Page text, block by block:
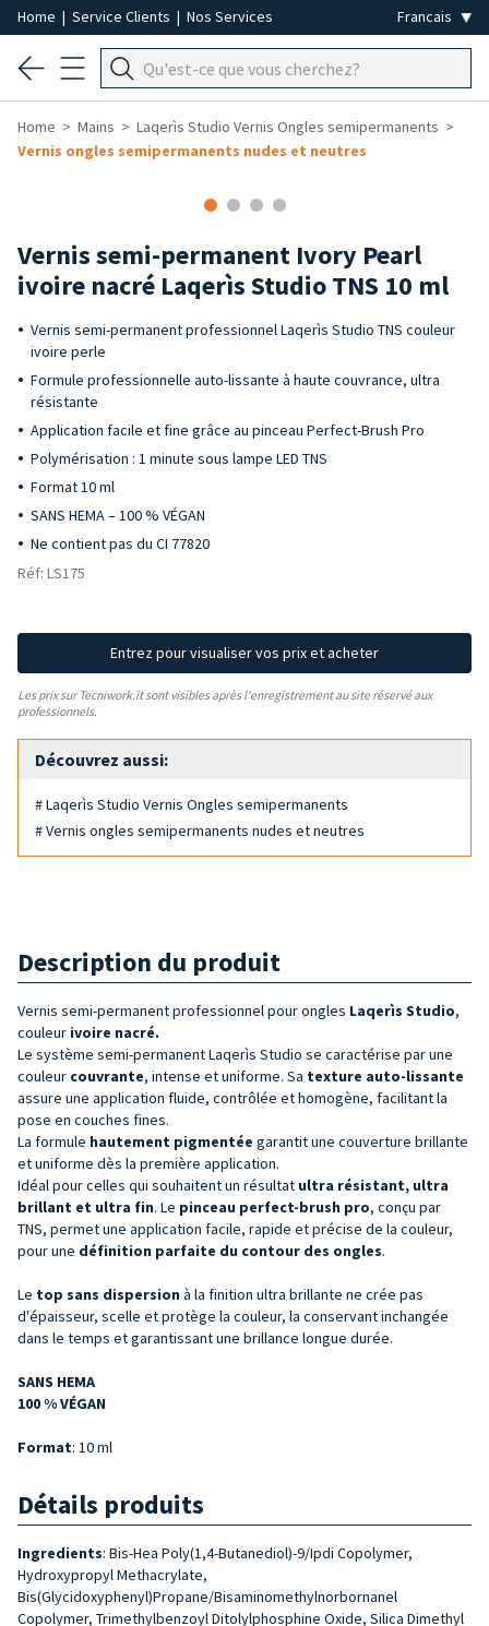
Home | Service Clients | Nos Services
Home Mains
Laqerìs Studio Vernis Ongles semipermanents
Vernis ongles semipermanents nudes et neutres
Vernis semi-permanent Ivory Pearl
ivoire nacré Laqerìs Studio TNS 10 ml
Vernis semi-permanent professionnel Laqerìs Studio TNS couleur
ivoire perle
Formule professionnelle auto-lissante à haute couvrance, ultra
résistante
Application facile et fine grâce au pinceau Perfect-Brush Pro
Polymérisation : 1 minute sous lampe LED TNS
Format 10 ml
SANS HEMA – 100 % VÉGAN
Ne contient pas du CI 77820
Réf: LS175
Entrez pour visualiser vos prix et acheter
Les prix sur Tecniwork.it sont visibles après l'enregistrement au site réservé aux
professionnels.
Découvrez aussi:
# Laqerìs Studio Vernis Ongles semipermanents
# Vernis ongles semipermanents nudes et neutres
Description du produit
Vernis semi-permanent professionnel pour ongles Laqerìs Studio,
couleur ivoire nacré.
Le système semi-permanent Laqerìs Studio se caractérise par une
couleur couvrante, intense et uniforme. Sa texture auto-lissante
assure une application fluide, contrôlée et homogène, facilitant la
pose en couches fines.
La formule hautement pigmentée garantit une couverture brillante
et uniforme dès la première application.
Idéal pour celles qui souhaitent un résultat ultra résistant, ultra
brillant et ultra fin. Le pinceau perfect-brush pro, conçu par
TNS, permet une application facile, rapide et précise de la couleur,
pour une définition parfaite du contour des ongles.
Le top sans dispersion à la finition ultra brillante ne crée pas
d'épaisseur, scelle et protège la couleur, la conservant inchangée
dans le temps et garantissant une brillance longue durée.
SANS HEMA
100 % VÉGAN
Format: 10 ml
Détails produits
Ingredients: Bis-Hea Poly(1,4-Butanediol)-9/Ipdi Copolymer,
Hydroxypropyl Methacrylate,
Bis(Glycidoxyphenyl)Propane/Bisaminomethylnorbornanel
Copolymer, Trimethylbenzoyl Ditolylphosphine Oxide, Silica Dimethyl